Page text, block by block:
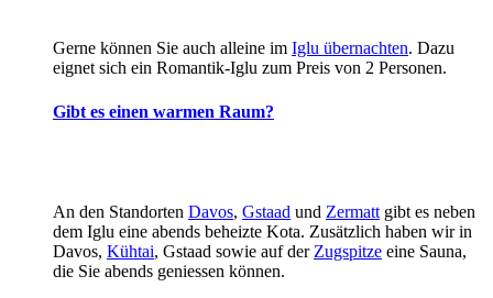
Gerne können Sie auch alleine im Iglu übernachten. Dazu
eignet sich ein Romantik-Iglu zum Preis von 2 Personen.
Gibt es einen warmen Raum?
An den Standorten Davos, Gstaad und Zermatt gibt es neben
dem Iglu eine abends beheizte Kota. Zusätzlich haben wir in
Davos, Kühtai, Gstaad sowie auf der Zugspitze eine Sauna,
die Sie abends geniessen können.